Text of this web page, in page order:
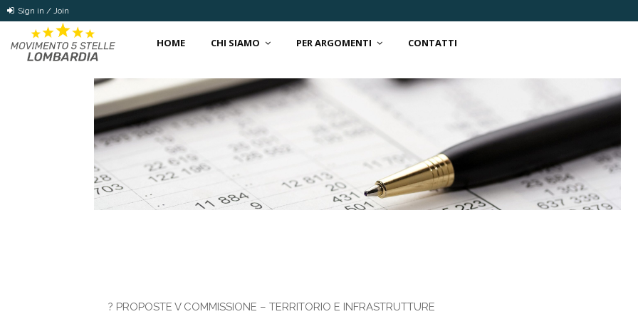
Sign in / Join
HOME CHI SIAMO PER ARGOMENTI CONTATTI
? PROPOSTE V COMMISSIONE – TERRITORIO E INFRASTRUTTURE